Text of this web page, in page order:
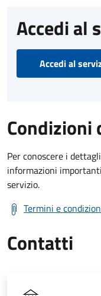
Accedi al
Accedi al
Condizioni
Per conoscere i
informazioni
servizio.
Termini e
Contatti